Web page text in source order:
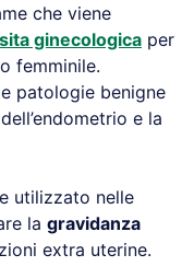
che viene
ginecologica per
femminile.
patologie benigne
e la
utilizzato nelle
la gravidanza
extra uterine.